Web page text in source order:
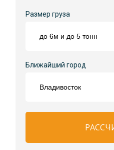
Размер груза
Ближайший город